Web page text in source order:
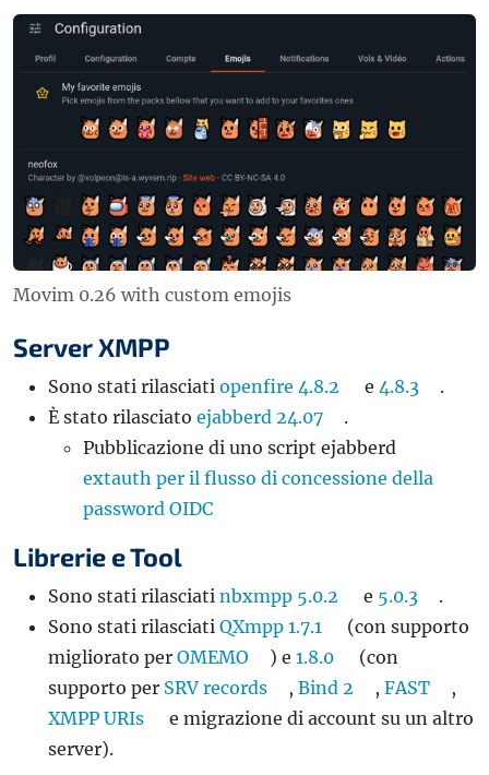
Movim 0.26 with custom emojis
Server XMPP
Sono stati rilasciati openfire 4.8.2 e 4.8.3
.
È stato rilasciato ejabberd 24.07
.
Pubblicazione di uno script ejabberd
extauth per il flusso di concessione della
password OIDC
Librerie e Tool
Sono stati rilasciati nbxmpp 5.0.2 e 5.0.3
.
Sono stati rilasciati QXmpp 1.7.1
(con supporto
migliorato per OMEMO ) e 1.8.0
(con
supporto per SRV records , Bind 2 , FAST
,
XMPP URIs
e migrazione di account su un altro
server).